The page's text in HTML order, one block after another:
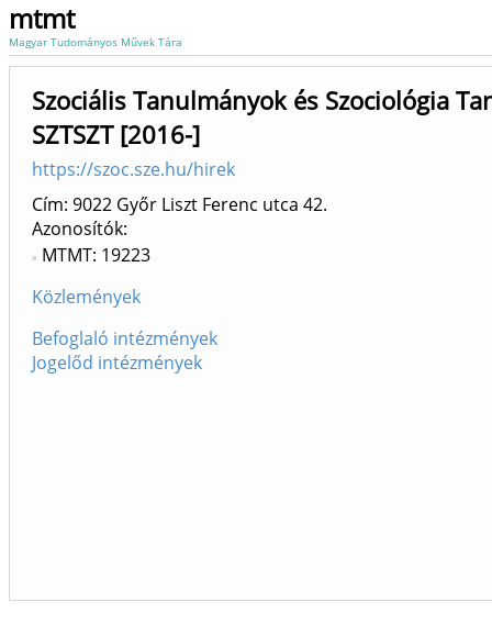
mtmt
Magyar Tudományos Művek Tára
Szociális Tanulmányok és Szociológia
SZTSZT [2016-]
https://szoc.sze.hu/hirek
Cím: 9022 Győr Liszt Ferenc utca 42.
Azonosítók
MTMT: 19223
Közlemények
Befoglaló intézmények
Jogelőd intézmények